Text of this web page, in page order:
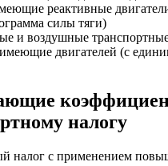
реактивные
силы тяги)
и воздушные
имеющие двигателей (с
налогу
налог с применением